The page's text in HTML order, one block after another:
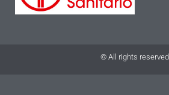
© All rights reserved